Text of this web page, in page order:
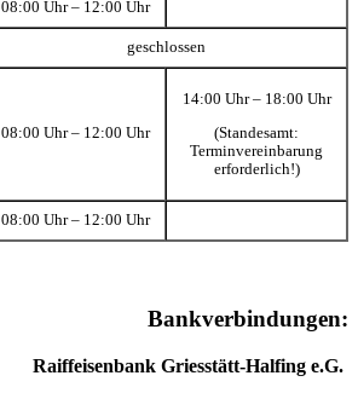
08:00 Uhr – 12:00 Uhr
geschlossen
08:00 Uhr – 12:00 Uhr
14:00 Uhr – 18:00 Uhr
(Standesamt:
Terminvereinbarung
erforderlich!)
08:00 Uhr – 12:00 Uhr
Bankverbindungen:
Raiffeisenbank Griesstätt-Halfing e.G.